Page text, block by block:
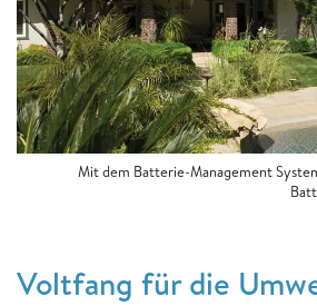
Mit dem Batterie-Management
Voltfang für die